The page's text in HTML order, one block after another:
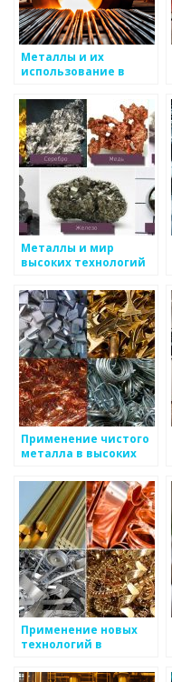
Металлы и их
использование в
Металлы и мир
высоких технологий
Применение чистого
металла в высоких
Применение новых
технологий в
высокопрочных